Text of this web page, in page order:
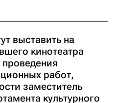
выставить на
кинотеатра
работ,
заместитель
культурного